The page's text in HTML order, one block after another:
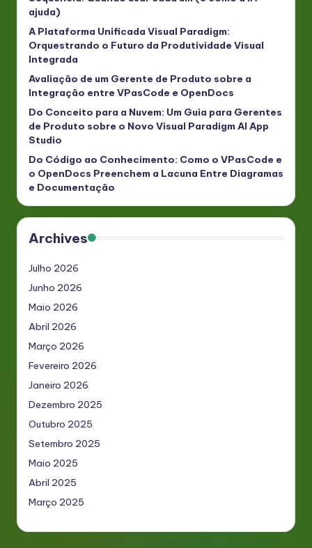
ajuda)
A Plataforma Unificada Visual Paradigm:
Orquestrando o Futuro da Produtividade Visual
Integrada
Avaliação de um Gerente de Produto sobre a
Integração entre VPasCode e OpenDocs
Do Conceito para a Nuvem: Um Guia para Gerentes
de Produto sobre o Novo Visual Paradigm AI App
Studio
Do Código ao Conhecimento: Como o VPasCode e
o OpenDocs Preenchem a Lacuna Entre Diagramas
e Documentação
Archives
Julho 2026
Junho 2026
Maio 2026
Abril 2026
Março 2026
Fevereiro 2026
Janeiro 2026
Dezembro 2025
Outubro 2025
Setembro 2025
Maio 2025
Abril 2025
Março 2025